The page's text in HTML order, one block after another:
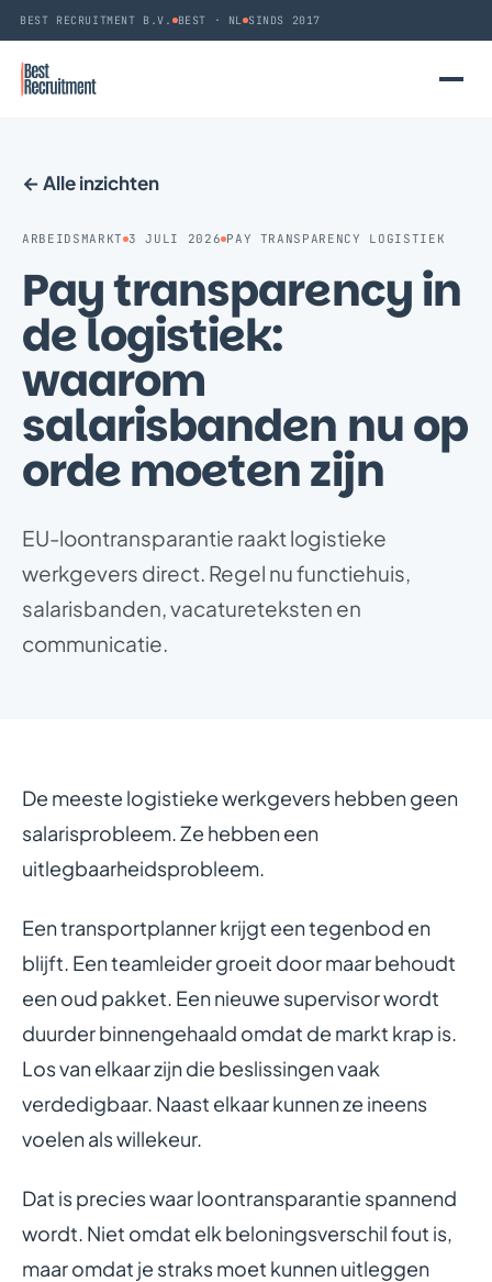
BEST RECRUITMENT B.V. BEST · NL SINDS 2017
← Alle inzichten
ARBEIDSMARKT 3 JULI 2026 PAY TRANSPARENCY LOGISTIEK
Pay transparency in
de logistiek:
waarom
salarisbanden nu op
orde moeten zijn
EU-loontransparantie raakt logistieke
werkgevers direct. Regel nu functiehuis,
salarisbanden, vacatureteksten en
communicatie.
De meeste logistieke werkgevers hebben geen
salarisprobleem. Ze hebben een
uitlegbaarheidsprobleem.
Een transportplanner krijgt een tegenbod en
blijft. Een teamleider groeit door maar behoudt
een oud pakket. Een nieuwe supervisor wordt
duurder binnengehaald omdat de markt krap is.
Los van elkaar zijn die beslissingen vaak
verdedigbaar. Naast elkaar kunnen ze ineens
voelen als willekeur.
Dat is precies waar loontransparantie spannend
wordt. Niet omdat elk beloningsverschil fout is,
maar omdat je straks moet kunnen uitleggen